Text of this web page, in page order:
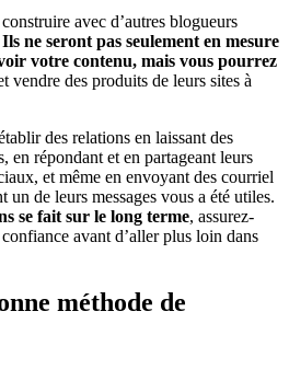
avec d’autres blogueurs
Ils ne seront pas seulement en mesure
votre contenu, mais vous pourrez
vendre des produits de leurs sites à
des relations en laissant des
en répondant et en partageant leurs
et même en envoyant des courriel
un de leurs messages vous a été utiles.
se fait sur le long terme, assurez-
avant d’aller plus loin dans
méthode de